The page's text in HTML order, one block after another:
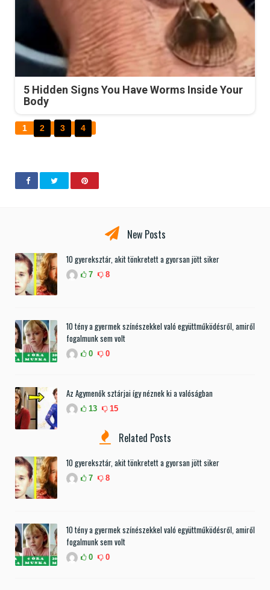
5 Hidden Signs You Have Worms Inside Your
Body
1 2 3 4
New Posts
10 gyereksztár, akit tönkretett a gyorsan jött siker
7 8
10 tény a gyermek színészekkel való együttműködésről, amiről
fogalmunk sem volt
0 0
Az Agymenők sztárjai így néznek ki a valóságban
13 15
Related Posts
10 gyereksztár, akit tönkretett a gyorsan jött siker
7 8
10 tény a gyermek színészekkel való együttműködésről, amiről
fogalmunk sem volt
0 0